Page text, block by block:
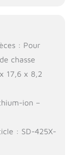
: Pour
chasse
17,6 x 8,2
ion –
: SD-425X-